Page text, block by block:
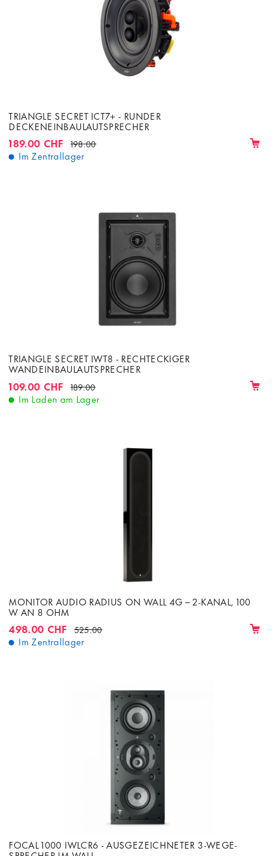
TRIANGLE SECRET ICT7+ - RUNDER
DECKENEINBAULAUTSPRECHER
189.00 CHF 198.00
Im Zentrallager
TRIANGLE SECRET IWT8 - RECHTECKIGER
WANDEINBAULAUTSPRECHER
109.00 CHF 189.00
Im Laden am Lager
MONITOR AUDIO RADIUS ON WALL 4G – 2-KANAL, 100
W AN 8 OHM
498.00 CHF 525.00
Im Zentrallager
FOCAL 1000 IWLCR6 - AUSGEZEICHNETER 3-WEGE-